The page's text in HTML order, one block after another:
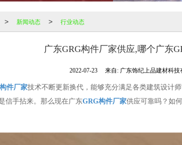
> 新闻动态 > 行业动态
广东GRG构件厂家供应,哪个广东
2022-07-23 来自: 广东饰纪上品建材科技
件厂家技术不断更新换代，能够充分满足各类建筑设计
信手拈来。那么现在广东GRG构件厂家供应可靠吗？如